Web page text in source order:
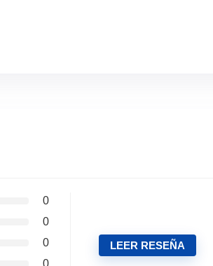
0
0
0
LEER RESEÑA